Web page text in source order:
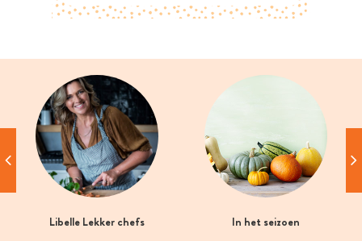
Libelle Lekker chefs In het seizoen